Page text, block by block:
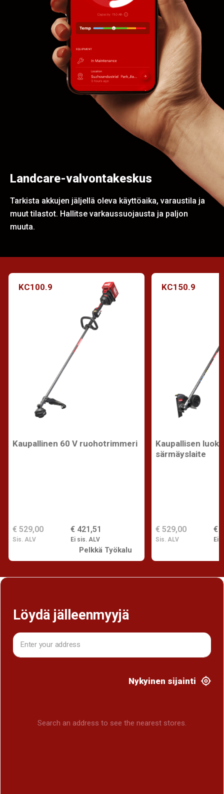
Landcare-valvontakeskus
Tarkista akkujen jäljellä oleva käyttöaika, varaustila ja
muut tilastot. Hallitse varkaussuojausta ja paljon
muuta.
KC100.9
Kaupallinen 60 V ruohotrimmeri
€ 421,51
Ei sis. ALV
€ 529,00
Sis. ALV
Pelkkä Työkalu
KC150.9
Kaupallisen
särmäyslaite
€
Ei
€ 529,00
Sis. ALV
Löydä jälleenmyyjä
Nykyinen sijainti
Search an address to see the nearest stores.